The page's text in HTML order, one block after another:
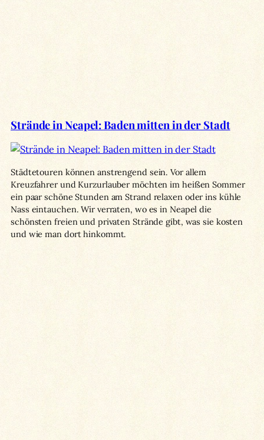
Strände in Neapel: Baden mitten in der Stadt
Städtetouren können anstrengend sein. Vor allem
Kreuzfahrer und Kurzurlauber möchten im heißen Sommer
ein paar schöne Stunden am Strand relaxen oder ins kühle
Nass eintauchen. Wir verraten, wo es in Neapel die
schönsten freien und privaten Strände gibt, was sie kosten
und wie man dort hinkommt.